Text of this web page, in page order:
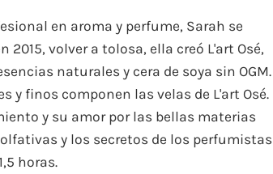
en aroma y perfume, Sarah se
volver a tolosa, ella creó L'art Osé,
naturales y cera de soya sin OGM.
y finos componen las velas de L'art Osé.
y su amor por las bellas materias
y los secretos de los perfumistas
horas.